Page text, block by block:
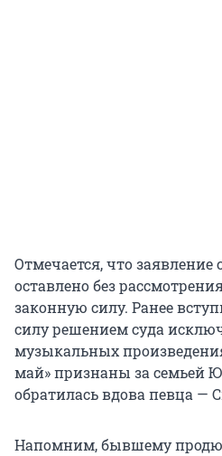
Отмечается, что заявление
оставлено без
законную силу. Ранее
силу решением суда
музыкальных
май» признаны за семьей
обратилась вдова певца —
Напомним, бывшему